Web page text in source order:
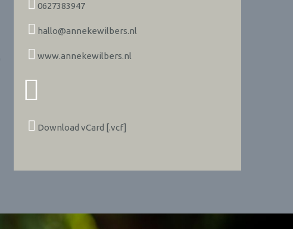
0627383947
hallo@annekewilbers.nl
www.annekewilbers.nl
Download vCard [.vcf]